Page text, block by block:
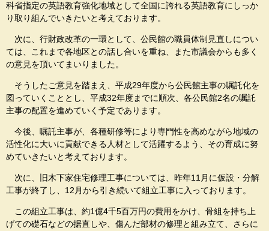
科省指定の英語教育強化地域として全国に誇れる英語教育にしっか
り取り組んでいきたいと考えております。
次に、行財政改革の一環として、公民館の職員体制見直しについ
ては、これまで各地区との話し合いを重ね、また市議会からも多く
の意見を頂いてまいりました。
そうしたご意見を踏まえ、平成29年度から公民館主事の嘱託化を
図っていくこととし、平成32年度までに順次、各公民館2名の嘱託
主事の配置を進めていく予定であります。
今後、嘱託主事が、各種研修等により専門性を高めながら地域の
活性化に大いに貢献できる人材として活躍するよう、その育成に努
めていきたいと考えております。
次に、旧木下家住宅修理工事については、昨年11月に仮設・分解
工事が終了し、12月から引き続いて組立工事に入っております。
この組立工事は、約1億4千5百万円の費用をかけ、骨組を持ち上
げての礎石などの据直しや、傷んだ部材の修理と組み立て、さらに